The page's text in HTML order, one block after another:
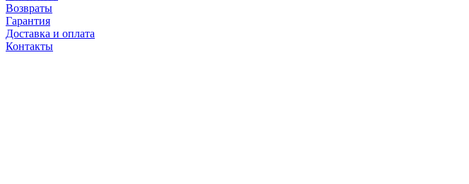
Возвраты
Гарантия
Доставка и оплата
Контакты